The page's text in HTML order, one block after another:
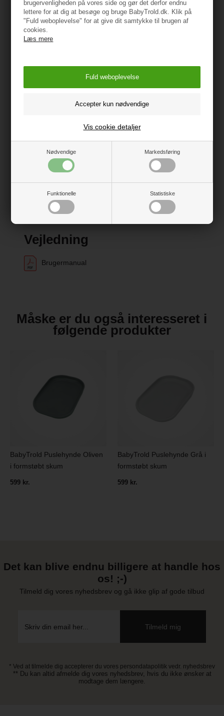
brugervenligheden på vores side og gør det derfor endnu
lettere for at dig at besøge og bruge BabyTrold.dk. Klik på
"Fuld weboplevelse" for at give dit samtykke til brugen af
cookies.
Læs mere
Nødvendige Markedsføring
Funktionelle Statistiske
Vis cookie detaljer
Vægt: 1,5 kg
ADVARSEL!
Placer aldrig dit barn på hynden uden tilsyn.
skader eller slid. Hvis hynden er beskadiget, bør den
Opbevar hynden på et tørt sted, og sørg for, at den
ikke udsættes for direkte sollys eller varme.
Vask ikke puslehynden, da den er lavet af formstøbt
skum. Brug i stedet en fugtig klud til rengøring.
Hynden skal opbevares uden for børns rækkevidde,
når den ikke er i brug.
Vejledning
Brugermanual
Måske er du også interesseret i
følgende produkter
BabyTrold Puslehynde Oliven
i formstøbt skum
599 kr.
BabyTrold Puslehynde Grå i
formstøbt skum
599 kr.
Det kan blive endnu billigere at handle hos
os! ;-)
Tilmeld dig vores nyhedsbrev og gå ikke glip af gode tilbud
* Ved at tilmelde dig accepterer du vores persondatapolitik vedr. nyhedsbrev
** Du kan altid afmelde dig vores nyhedsbrev, hvis du ikke ønsker at
modtage dem længere.